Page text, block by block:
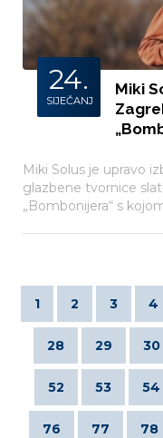
24.
SIJEČANJ
Miki
Miki Solus je upravo
glazbene tvornice
„Bombonijera“ s
1 2 3 4
28 29 30
52 53 54
76 77 78